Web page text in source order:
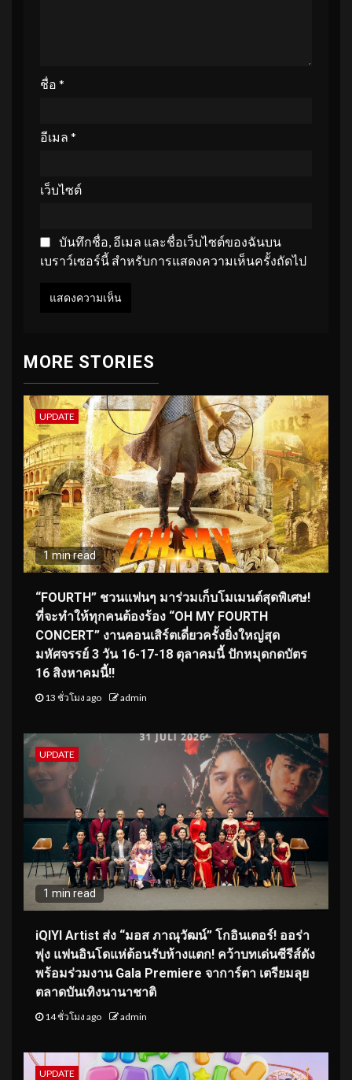
ชื่อ *
อีเมล *
เว็บไซต์
บันทึกชื่อ, อีเมล และชื่อเว็บไซต์ของฉันบน
เบราว์เซอร์นี้ สำหรับการแสดงความเห็นครั้งถัดไป
MORE STORIES
UPDATE
1 min read
“FOURTH” ชวนแฟนๆ มาร่วมเก็บโมเมนต์สุดพิเศษ!
ที่จะทำให้ทุกคนต้องร้อง “OH MY FOURTH
CONCERT” งานคอนเสิร์ตเดี่ยวครั้งยิ่งใหญ่สุด
มหัศจรรย์ 3 วัน 16-17-18 ตุลาคมนี้ ปักหมุดกดบัตร
16 สิงหาคมนี้!!
13 ชั่วโมง ago admin
UPDATE
1 min read
iQIYI Artist ส่ง “มอส ภาณุวัฒน์” โกอินเตอร์! ออร่า
พุ่ง แฟนอินโดแห่ต้อนรับห้างแตก! คว้าบทเด่นซีรีส์ดัง
พร้อมร่วมงาน Gala Premiere จาการ์ตา เตรียมลุย
ตลาดบันเทิงนานาชาติ
14 ชั่วโมง ago admin
UPDATE